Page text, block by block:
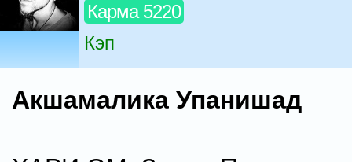
Карма 5220
Кэп
Акшамалика Упанишад